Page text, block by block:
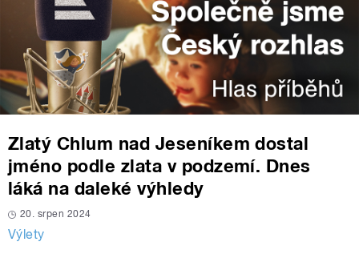
Zlatý Chlum nad Jeseníkem dostal
jméno podle zlata v podzemí. Dnes
láká na daleké výhledy
20. srpen 2024
Výlety